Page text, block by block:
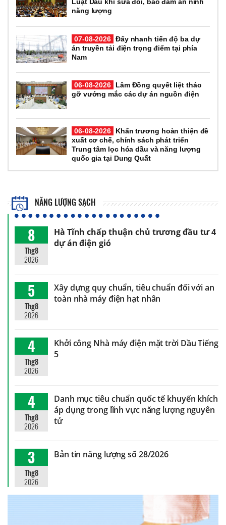
Luật Dầu khí sửa đổi, bảo đảm an ninh
năng lượng
07-08-2026 Đẩy nhanh tiến độ ba dự
án truyền tải điện trọng điểm tại phía
Nam
06-08-2026
Lâm Đồng quyết liệt tháo
gỡ vướng mắc các dự án nguồn điện
06-08-2026
Khẩn trương hoàn thiện đề
xuất cơ chế, chính sách phát triển
Trung tâm lọc hóa dầu và năng lượng
quốc gia tại Dung Quất
NĂNG LƯỢNG SẠCH
8
Thg8
2026
Hà Tĩnh chấp thuận chủ trương đầu tư 4
dự án điện gió
5
Thg8
2026
Xây dựng quy chuẩn, tiêu chuẩn đối với an
toàn nhà máy điện hạt nhân
4
Thg8
2026
Khởi công Nhà máy điện mặt trời Dầu Tiếng
5
4
Thg8
2026
Danh mục tiêu chuẩn quốc tế khuyến khích
áp dụng trong lĩnh vực năng lượng nguyên
tử
3
Thg8
2026
Bản tin năng lượng số 28/2026